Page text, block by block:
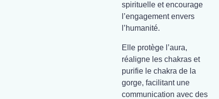
spirituelle et encourage
l’engagement envers
l’humanité.
Elle protège l’aura,
réaligne les chakras et
purifie le chakra de la
gorge, facilitant une
communication avec des